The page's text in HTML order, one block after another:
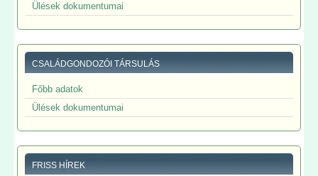
Ülések dokumentumai
CSALÁDGONDOZÓI TÁRSULÁS
Főbb adatok
Ülések dokumentumai
FRISS HÍREK